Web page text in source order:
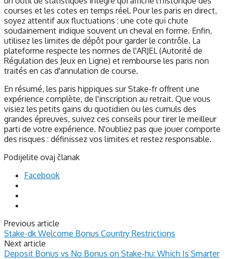
courses et les cotes en temps réel. Pour les paris en direct,
soyez attentif aux fluctuations : une cote qui chute
soudainement indique souvent un cheval en forme. Enfin,
utilisez les limites de dépôt pour garder le contrôle. La
plateforme respecte les normes de l'ARJEL (Autorité de
Régulation des Jeux en Ligne) et rembourse les paris non
traités en cas d'annulation de course.
En résumé, les paris hippiques sur Stake-fr offrent une
expérience complète, de l'inscription au retrait. Que vous
visiez les petits gains du quotidien ou les cumuls des
grandes épreuves, suivez ces conseils pour tirer le meilleur
parti de votre expérience. N'oubliez pas que jouer comporte
des risques : définissez vos limites et restez responsable.
Podijelite ovaj članak
Facebook
Previous article
Stake-dk Welcome Bonus Country Restrictions
Next article
Deposit Bonus vs No Bonus on Stake-hu: Which Is Smarter